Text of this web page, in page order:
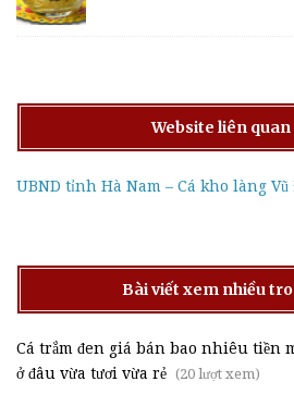
Website liên
UBND tỉnh Hà Nam – Cá kho làng Vũ
Bài viết xem nhiều
Cá trắm đen giá bán bao nhiêu tiền
ở đâu vừa tươi vừa rẻ (20 lượt xem)